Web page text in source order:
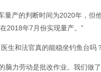
量产的判断时间为2020年，但
2018年7月份实现量产。”
生和法官真的能稳坐钓鱼台吗
脑力劳动是批改作业。我们做